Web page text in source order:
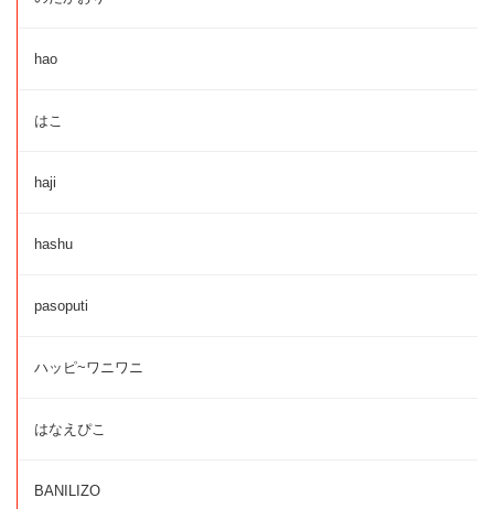
hao
はこ
haji
hashu
pasoputi
ハッピ~ワニワニ
はなえぴこ
BANILIZO